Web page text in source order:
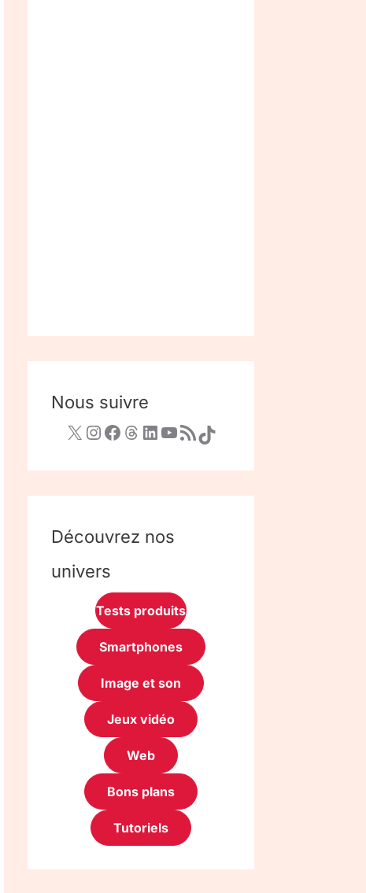
Nous suivre
Découvrez nos
univers
Tests produits
Smartphones
Image et son
Jeux vidéo
Web
Bons plans
Tutoriels